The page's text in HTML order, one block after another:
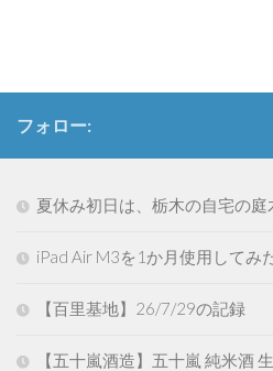
フォロー:
夏休み初日は、栃木の自宅の庭
iPad Air M3を1か月使用してみ
【百里基地】26/7/29の記録
【五十嵐酒造】五十嵐 純米酒